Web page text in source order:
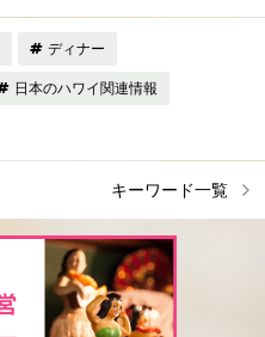
ディナー
日本のハワイ関連情報
キーワード一覧